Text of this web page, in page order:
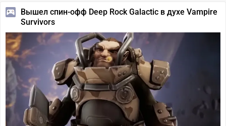
Вышел спин-офф Deep Rock Galactic в духе Vampire
Survivors